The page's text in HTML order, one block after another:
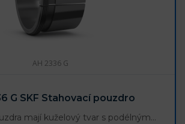
AH 2336 G
G SKF Stahovací pouzdro
mají kuželový tvar s podélným…